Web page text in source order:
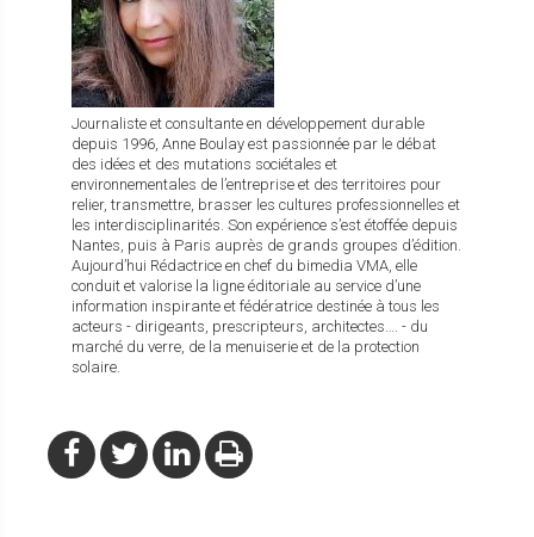
Journaliste et consultante en développement durable
depuis 1996, Anne Boulay est passionnée par le débat
des idées et des mutations sociétales et
environnementales de l’entreprise et des territoires pour
relier, transmettre, brasser les cultures professionnelles et
les interdisciplinarités. Son expérience s’est étoffée depuis
Nantes, puis à Paris auprès de grands groupes d’édition.
Aujourd’hui Rédactrice en chef du bimedia VMA, elle
conduit et valorise la ligne éditoriale au service d’une
information inspirante et fédératrice destinée à tous les
acteurs - dirigeants, prescripteurs, architectes…. - du
marché du verre, de la menuiserie et de la protection
solaire.